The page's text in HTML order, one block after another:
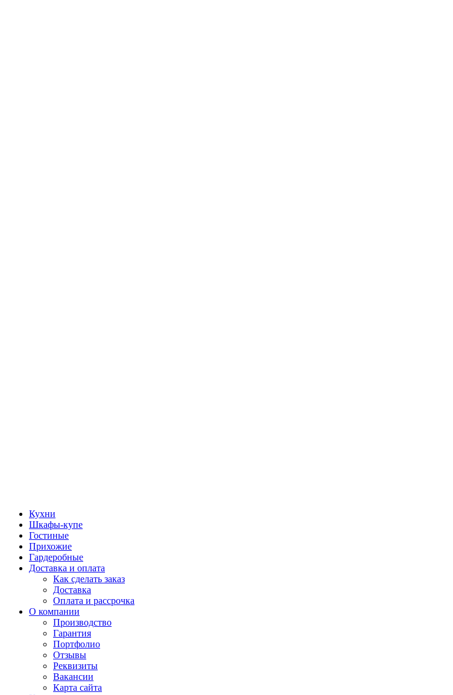
Кухни
Шкафы-купе
Гостиные
Прихожие
Гардеробные
Доставка и оплата
Как сделать заказ
Доставка
Оплата и рассрочка
О компании
Производство
Гарантия
Портфолио
Отзывы
Реквизиты
Вакансии
Карта сайта